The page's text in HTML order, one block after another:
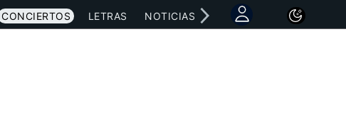
CONCIERTOS LETRAS NOTICIAS